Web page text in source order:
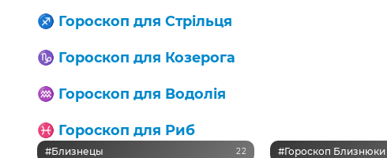
♐️ Гороскоп для Стрільця
♑️ Гороскоп для Козерога
♒️ Гороскоп для Водолія
♓️ Гороскоп для Риб
#Близнецы 22 #Гороскоп Близнюки